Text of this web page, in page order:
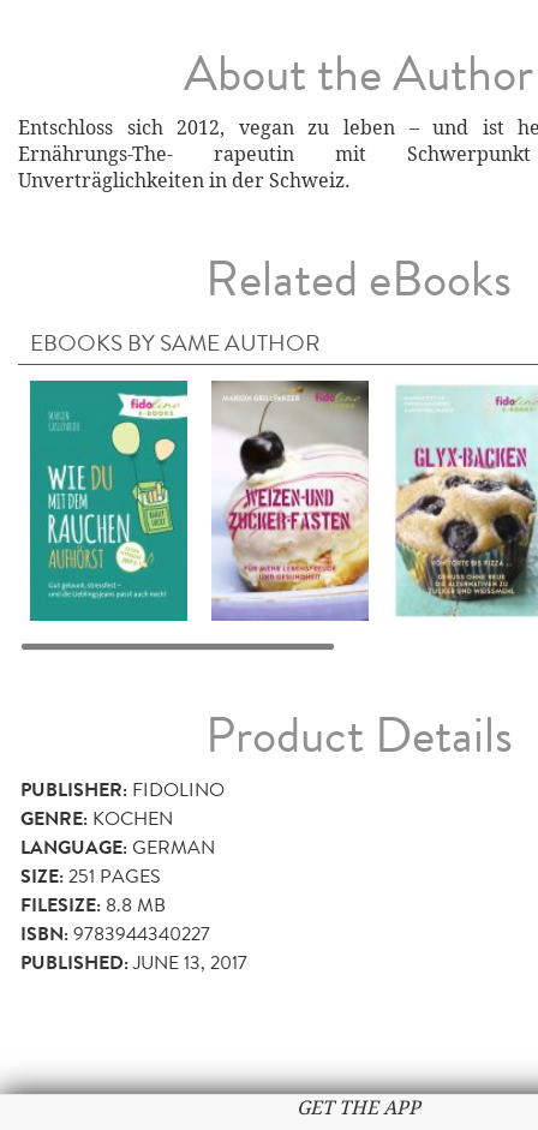
About the Author
Entschloss sich 2012, vegan zu leben – und ist
Ernährungs-The- rapeutin mit
Unverträglichkeiten in der Schweiz.
Related eBooks
EBOOKS BY SAME AUTHOR
Product Details
PUBLISHER: FIDOLINO
GENRE: KOCHEN
LANGUAGE:GERMAN
SIZE:251 PAGES
FILESIZE: 8.8 MB
ISBN:9783944340227
PUBLISHED:JUNE 13, 2017
GET THE APP